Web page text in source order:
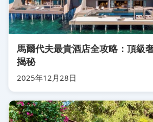
馬爾代夫最貴酒店全攻略：頂級
揭秘
2025年12月28日